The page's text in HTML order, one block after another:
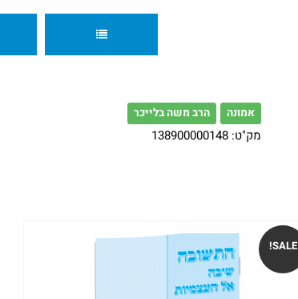
אמונה הרב משה בלייכר
מק"ט: 138900000148
SALE!